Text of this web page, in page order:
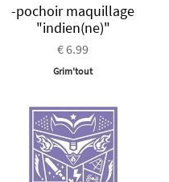
-pochoir maquillage
"indien(ne)"
€ 6.99
Grim'tout